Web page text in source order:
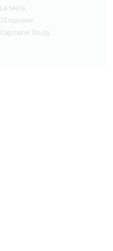
La Méta
2Empower
Capitaine Study